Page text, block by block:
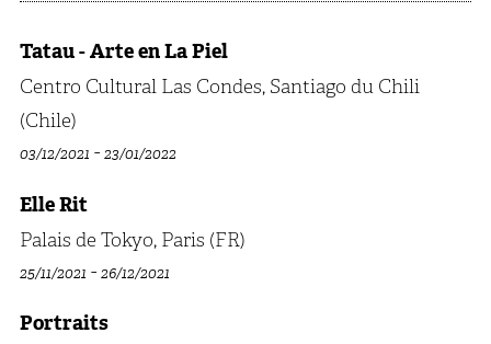
Tatau - Arte en La Piel
Centro Cultural Las Condes, Santiago du Chili
(Chile)
03/12/2021 -23/01/2022
Elle Rit
Palais de Tokyo, Paris (FR)
25/11/2021 -26/12/2021
Portraits